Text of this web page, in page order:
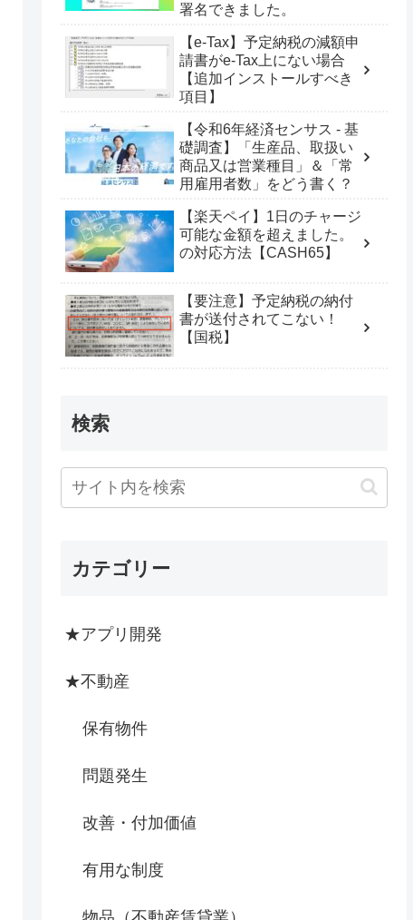
署名できました。
【e-Tax】予定納税の減額申
請書がe-Tax上にない場合
【追加インストールすべき
項目】
【令和6年経済センサス - 基
礎調査】「生産品、取扱い
商品又は営業種目」＆「常
用雇用者数」をどう書く？
【楽天ペイ】1日のチャージ
可能な金額を超えました。
の対応方法【CASH65】
【要注意】予定納税の納付
書が送付されてこない！
【国税】
検索
カテゴリー
★アプリ開発
★不動産
保有物件
問題発生
改善・付加価値
有用な制度